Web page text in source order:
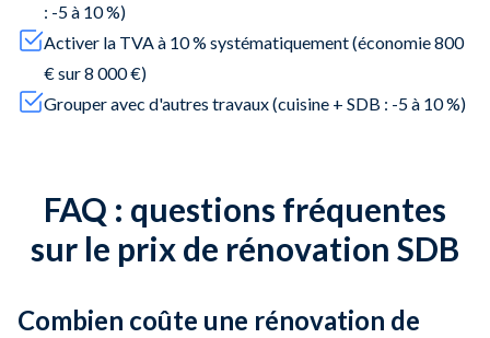
: -5 à 10 %)
Activer la TVA à 10 % systématiquement (économie 800
€ sur 8 000 €)
Grouper avec d'autres travaux (cuisine + SDB : -5 à 10 %)
FAQ : questions fréquentes
sur le prix de rénovation SDB
Combien coûte une rénovation de